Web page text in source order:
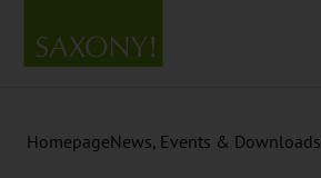
HomepageNews, Events & Downloads